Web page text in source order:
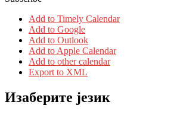
Add to Timely Calendar
Add to Google
Add to Outlook
Add to Apple Calendar
Add to other calendar
Export to XML
Изаберите језик